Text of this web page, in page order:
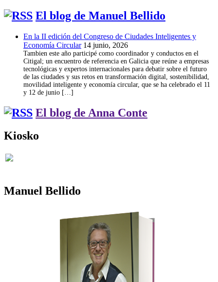
El blog de Manuel Bellido
En la II edición del Congreso de Ciudades Inteligentes y
Economía Circular 14 junio, 2026
Tambien este año participé como coordinador y conductos en el
Citigal; un encuentro de referencia en Galicia que reúne a empresas
tecnológicas y expertos internacionales para debatir sobre el futuro
de las ciudades y sus retos en transformación digital, sostenibilidad,
movilidad inteligente y economía circular, que se ha celebrado el 11
y 12 de junio […]
El blog de Anna Conte
Kiosko
Manuel Bellido